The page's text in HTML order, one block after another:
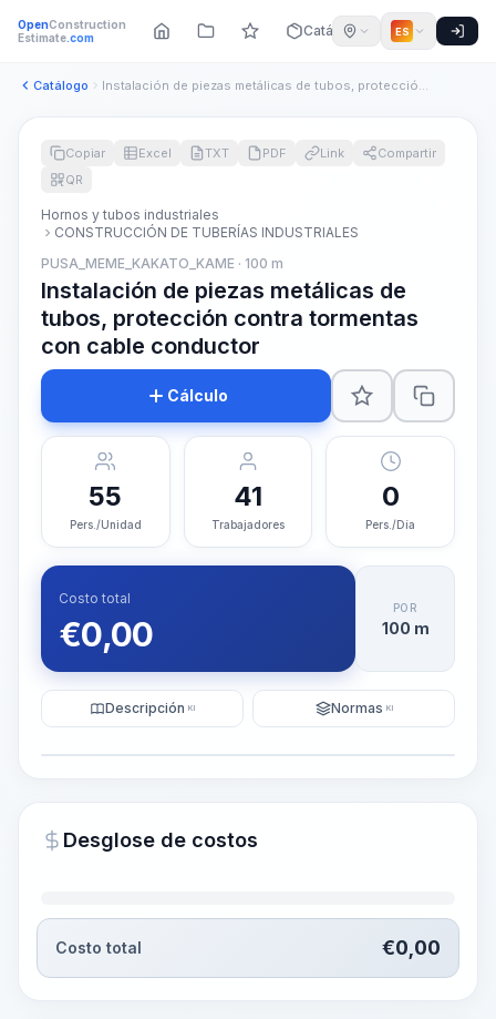
OpenConstruction
Estimate.com Catálogo ES
Catálogo Instalación de piezas metálicas de tubos, protección contra ...
~15-30 Sek.
Copiar Excel TXT PDF Link
Compartir
QR
Hornos y tubos industriales
CONSTRUCCIÓN DE TUBERÍAS INDUSTRIALES
PUSA_MEME_KAKATO_KAME · 100 m
Instalación de piezas metálicas de
tubos, protección contra tormentas
con cable conductor
Cálculo
55
Pers./Unidad
41
Trabajadores
0
Pers./Día
Costo total
€0,00
POR
100 m
Descripción KI Normas KI
Desglose de costos
Costo total €0,00